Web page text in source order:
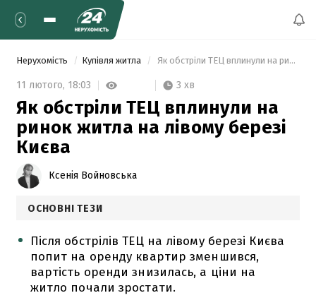
Нерухомість Купівля житла Як обстріли ТЕЦ вплинули на ринок житла на лівому березі Києва
11 лютого, 18:03 3 хв
Як обстріли ТЕЦ вплинули на
ринок житла на лівому березі
Києва
Ксенія Войновська
ОСНОВНІ ТЕЗИ
Після обстрілів ТЕЦ на лівому березі Києва
попит на оренду квартир зменшився,
вартість оренди знизилась, а ціни на
житло почали зростати.